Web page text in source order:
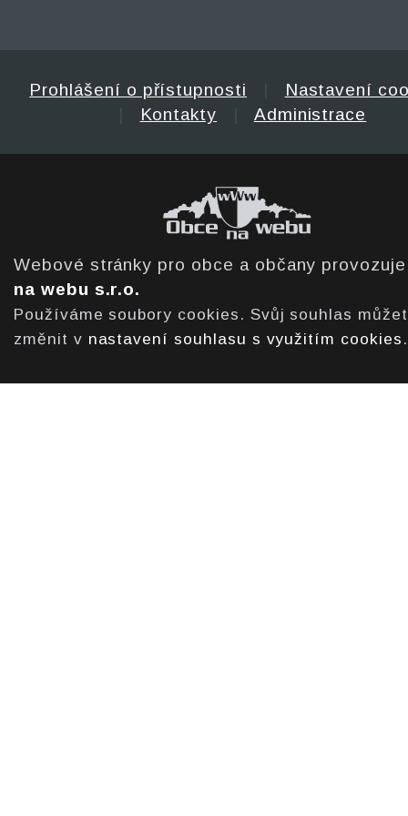
Prohlášení o přístupnosti
Nastavení
Kontakty Administrace
Webové stránky pro obce a občany
na webu s.r.o.
Používáme soubory cookies. Svůj souhlas
změnit v nastavení souhlasu s využitím cookies .